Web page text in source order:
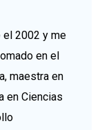
2002 y me
en el
maestra en
en Ciencias